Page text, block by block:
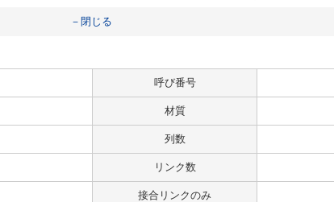
－閉じる
呼び番号
材質
列数
リンク数
接合リンクのみ